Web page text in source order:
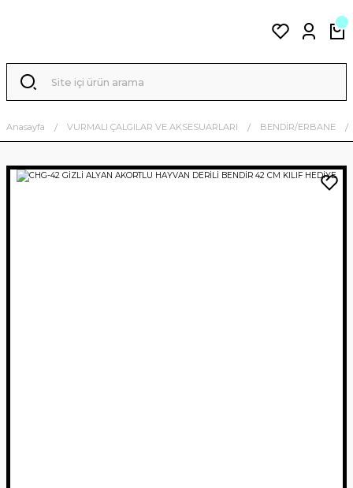
Anasayfa VURMALI ÇALGILAR VE AKSESUARLARI BENDİR/ERBANE